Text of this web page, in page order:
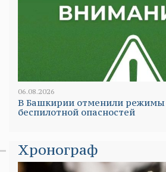
06.08.2026
В Башкирии отменили режимы
беспилотной опасностей
Хронограф